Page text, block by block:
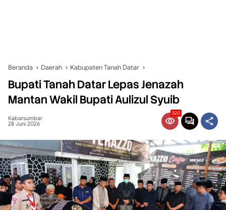
Beranda Daerah Kabupaten Tanah Datar
Bupati Tanah Datar Lepas Jenazah
Mantan Wakil Bupati Aulizul Syuib
Kabarsumbar
28 Juni 2026
320